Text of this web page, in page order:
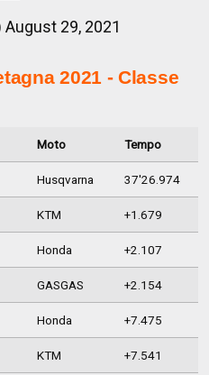
August 29, 2021
2021 - Classe
Moto Tempo
Husqvarna 37'26.974
KTM +1.679
Honda +2.107
GASGAS +2.154
Honda +7.475
KTM +7.541